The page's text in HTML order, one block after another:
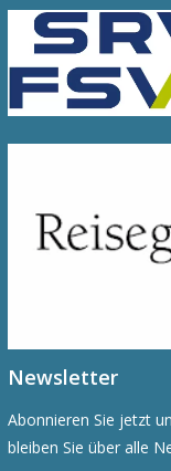
Newsletter
Abonnieren Sie jetzt
bleiben Sie über alle